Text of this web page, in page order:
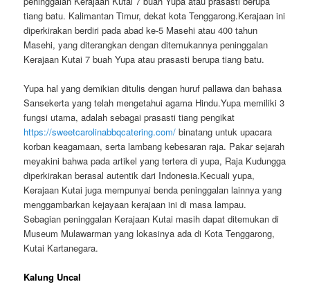
tiang batu. Kalimantan Timur, dekat kota Tenggarong.Kerajaan ini
diperkirakan berdiri pada abad ke-5 Masehi atau 400 tahun
Masehi, yang diterangkan dengan ditemukannya peninggalan
Kerajaan Kutai 7 buah Yupa atau prasasti berupa tiang batu.
Yupa hal yang demikian ditulis dengan huruf pallawa dan bahasa
Sansekerta yang telah mengetahui agama Hindu.Yupa memiliki 3
fungsi utama, adalah sebagai prasasti tiang pengikat
https://sweetcarolinabbqcatering.com/ binatang untuk upacara
korban keagamaan, serta lambang kebesaran raja. Pakar sejarah
meyakini bahwa pada artikel yang tertera di yupa, Raja Kudungga
diperkirakan berasal autentik dari Indonesia.Kecuali yupa,
Kerajaan Kutai juga mempunyai benda peninggalan lainnya yang
menggambarkan kejayaan kerajaan ini di masa lampau.
Sebagian peninggalan Kerajaan Kutai masih dapat ditemukan di
Museum Mulawarman yang lokasinya ada di Kota Tenggarong,
Kutai Kartanegara.
Kalung Uncal